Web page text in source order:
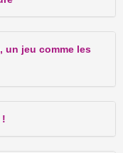
un jeu comme les
!